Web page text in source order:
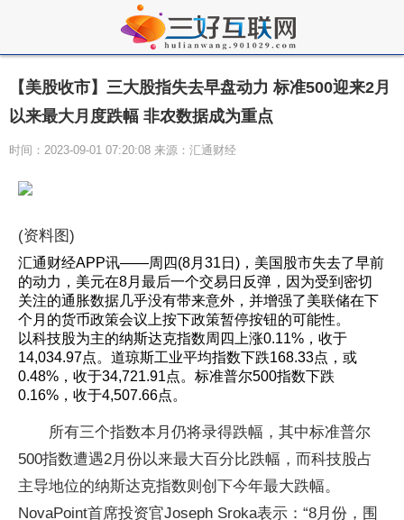
【美股收市】三大股指失去早盘动力 标准500迎来2月
以来最大月度跌幅 非农数据成为重点
时间：2023-09-01 07:20:08 来源：汇通财经
(资料图)
汇通财经APP讯——周四(8月31日)，美国股市失去了早前
的动力，美元在8月最后一个交易日反弹，因为受到密切
关注的通胀数据几乎没有带来意外，并增强了美联储在下
个月的货币政策会议上按下政策暂停按钮的可能性。
以科技股为主的纳斯达克指数周四上涨0.11%，收于
14,034.97点。道琼斯工业平均指数下跌168.33点，或
0.48%，收于34,721.91点。标准普尔500指数下跌
0.16%，收于4,507.66点。
所有三个指数本月仍将录得跌幅，其中标准普尔
500指数遭遇2月份以来最大百分比跌幅，而科技股占
主导地位的纳斯达克指数则创下今年最大跌幅。
NovaPoint首席投资官Joseph Sroka表示：“8月份，围